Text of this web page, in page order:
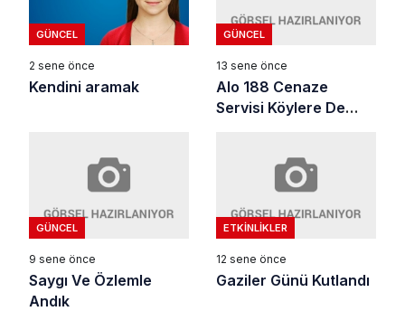
GÜNCEL
2 sene önce
Kendini aramak
GÜNCEL
13 sene önce
Alo 188 Cenaze
Servisi Köylere De
GÜNCEL
9 sene önce
Saygı Ve Özlemle
Andık
ETKINLIKLER
12 sene önce
Gaziler Günü Kutlandı